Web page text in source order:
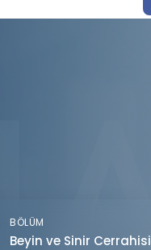
BÖLÜM
Beyin ve Sinir Cerrahisi